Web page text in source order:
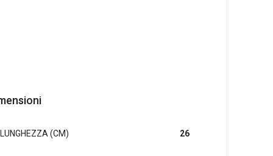
LUNGHEZZA (CM) 26